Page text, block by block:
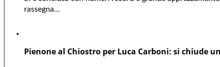
rassegna…
Pienone al Chiostro per Luca Carboni: si chiude